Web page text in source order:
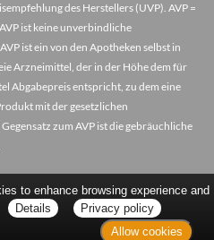
des Herstellers (UVP). AVP =
ist keine unverbindliche
ist ein von den Apotheken selbst in
Arzneimittel, der in der Höhe dem für
Abgabepreis entspricht, zu dem eine
mit der gesetzlichen
zum AVP ist die gebräuchliche
to enhance browsing experience and
Details
Privacy policy
Allow cookies